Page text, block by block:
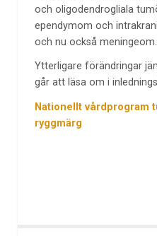
och oligodendrogliala
ependymom och
och nu också meningeom.
Ytterligare förändringar
går att läsa om i
Nationellt vårdprogram
ryggmärg